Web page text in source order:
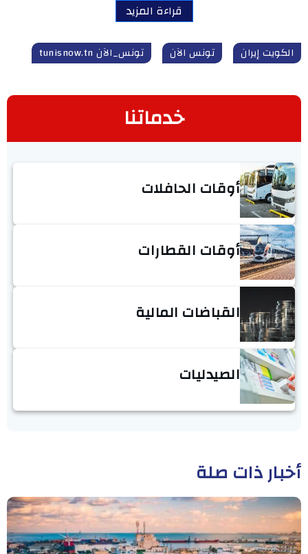
قراءة المزيد
الكويت إيران تونس الآن تونس_الآن tunisnow.tn
خدماتنا
أوقات الحافلات
أوقات القطارات
القباضات المالية
الصيدليات
أخبار ذات صلة